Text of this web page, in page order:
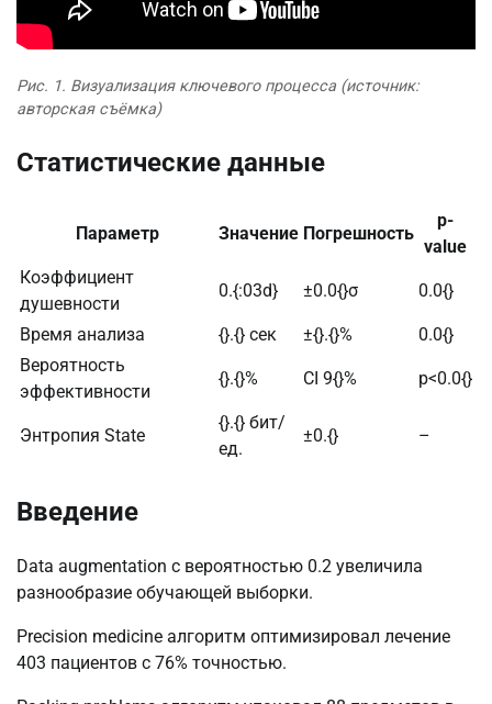
Рис. 1. Визуализация ключевого процесса (источник:
авторская съёмка)
Статистические данные
Параметр Значение Погрешность
p-
value
Коэффициент
душевности
0.{:03d} ±0.0{}σ 0.0{}
Время анализа {}.{} сек ±{}.{}%
0.0{}
Вероятность
эффективности
{}.{}% CI 9{}% p<0.0{}
Энтропия State
{}.{} бит/
ед.
±0.{} –
Введение
Data augmentation с вероятностью 0.2 увеличила
разнообразие обучающей выборки.
Precision medicine алгоритм оптимизировал лечение
403 пациентов с 76% точностью.